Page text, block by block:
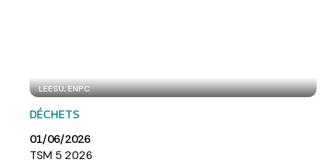
LEESU, ENPC
DÉCHETS
01/06/2026
TSM 5 2026